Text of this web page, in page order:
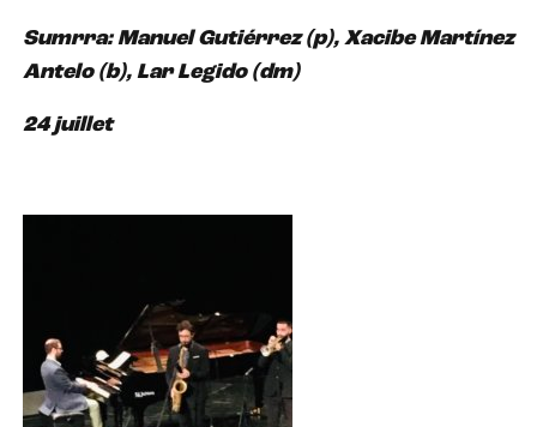
Sumrra: Manuel Gutiérrez (p), Xacibe Martínez
Antelo (b), Lar Legido (dm)
24 juillet